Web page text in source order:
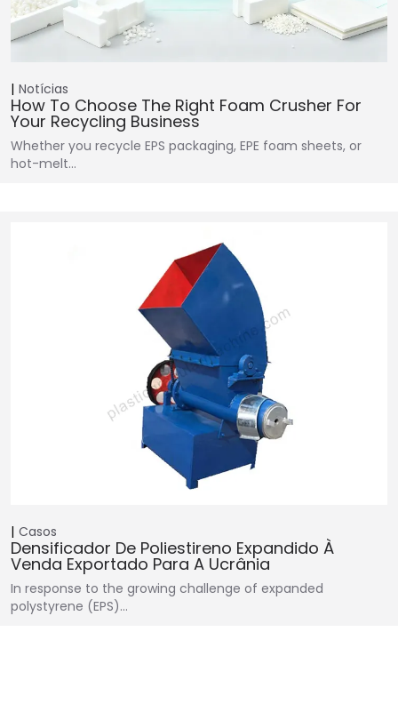
Notícias
How To Choose The Right Foam Crusher For
Your Recycling Business
Whether you recycle EPS packaging, EPE foam sheets, or
hot-melt…
Casos
Densificador De Poliestireno Expandido À
Venda Exportado Para A Ucrânia
In response to the growing challenge of expanded
polystyrene (EPS)…